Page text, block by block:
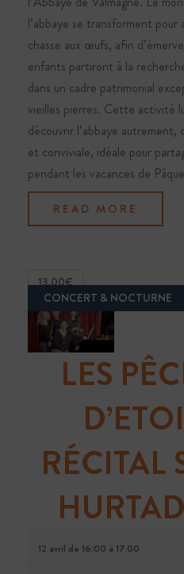
l’abbaye se transforment pour
chasse aux œufs, afin
enfants partiront à la
dans un cadre patrimonial
vieilles pierres. Cette activité
découvrir l’abbaye autrement,
et conviviale, idéale pour
pendant les vacances de
READ MORE
13.00€
LES
RÉCITAL
12 avril de 16:00 à 17:00